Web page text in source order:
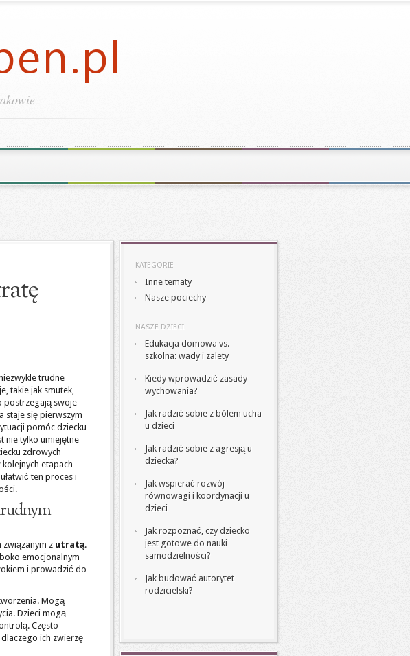
trudne
takie jak smutek,
postrzegają swoje
staje się pierwszym
pomóc dziecku
nie tylko umiejętne
zdrowych
etapach
ten proces i
z utratą.
emocjonalnym
i prowadzić do
Mogą
Dzieci mogą
Często
ich zwierzę
KATEGORIE
Inne tematy
Nasze pociechy
NASZE DZIECI
Edukacja domowa vs.
szkolna: wady i zalety
Kiedy wprowadzić zasady
wychowania?
Jak radzić sobie z bólem ucha
u dzieci
Jak radzić sobie z agresją u
dziecka?
Jak wspierać rozwój
równowagi i koordynacji u
dzieci
Jak rozpoznać, czy dziecko
jest gotowe do nauki
samodzielności?
Jak budować autorytet
rodzicielski?